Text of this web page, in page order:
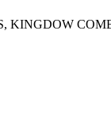
KINGDOW